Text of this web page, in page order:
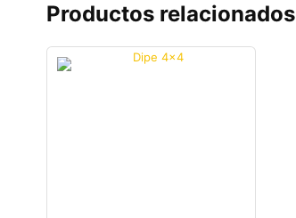
Productos relacionados